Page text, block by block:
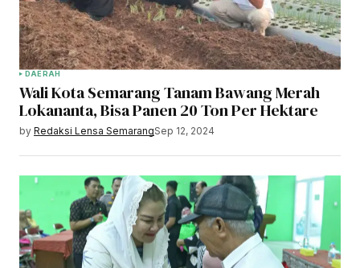
DAERAH
Wali Kota Semarang Tanam Bawang Merah
Lokananta, Bisa Panen 20 Ton Per Hektare
by Redaksi Lensa SemarangSep 12, 2024